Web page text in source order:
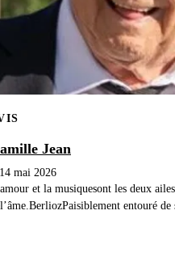
Jean
14 mai 2026
et la musiquesont les deux ailes
entouré